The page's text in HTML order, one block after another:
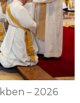
– 2026